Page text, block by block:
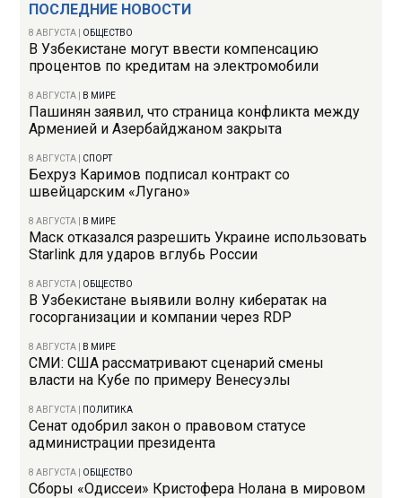
ПОСЛЕДНИЕ НОВОСТИ
8 АВГУСТА ОБЩЕСТВО
В Узбекистане могут ввести компенсацию
процентов по кредитам на электромобили
8 АВГУСТА В МИРЕ
Пашинян заявил, что страница конфликта между
Арменией и Азербайджаном закрыта
8 АВГУСТА СПОРТ
Бехруз Каримов подписал контракт со
швейцарским «Лугано»
8 АВГУСТА В МИРЕ
Маск отказался разрешить Украине использовать
Starlink для ударов вглубь России
8 АВГУСТА ОБЩЕСТВО
В Узбекистане выявили волну кибератак на
госорганизации и компании через RDP
8 АВГУСТА В МИРЕ
СМИ: США рассматривают сценарий смены
власти на Кубе по примеру Венесуэлы
8 АВГУСТА ПОЛИТИКА
Сенат одобрил закон о правовом статусе
администрации президента
8 АВГУСТА ОБЩЕСТВО
Сборы «Одиссеи» Кристофера Нолана в мировом